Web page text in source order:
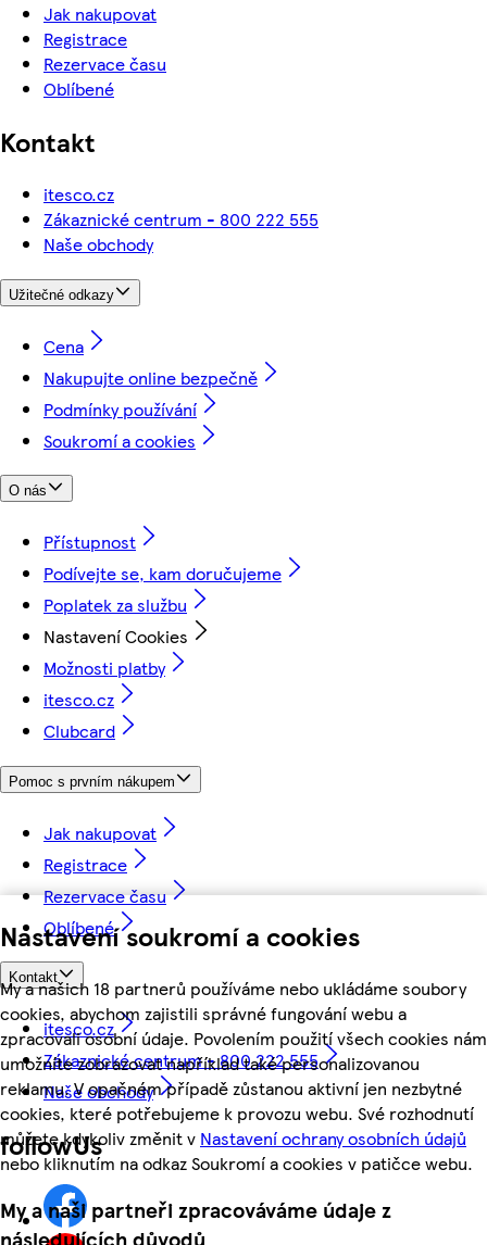
Nastavení soukromí a cookies
My a našich 18 partnerů používáme nebo ukládáme soubory
cookies, abychom zajistili správné fungování webu a
zpracovali osobní údaje. Povolením použití všech cookies nám
umožníte zobrazovat například také personalizovanou
reklamu. V opačném případě zůstanou aktivní jen nezbytné
cookies, které potřebujeme k provozu webu. Své rozhodnutí
můžete kdykoliv změnit v Nastavení ochrany osobních údajů
nebo kliknutím na odkaz Soukromí a cookies v patičce webu.
My a naši partneři zpracováváme údaje z
Jak nakupovat
Registrace
Rezervace času
Oblíbené
Kontakt
itesco.cz
Zákaznické centrum - 800 222 555
Naše obchody
Užitečné odkazy
Cena
Nakupujte online bezpečně
Podmínky používání
Soukromí a cookies
O nás
Přístupnost
Podívejte se, kam doručujeme
Poplatek za službu
Nastavení Cookies
Možnosti platby
itesco.cz
Clubcard
Pomoc s prvním nákupem
Jak nakupovat
Registrace
Rezervace času
Oblíbené
Kontakt
itesco.cz
Zákaznické centrum - 800 222 555
Naše obchody
followUs